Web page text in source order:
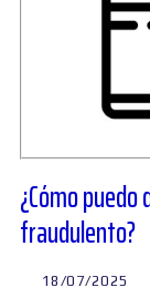
¿Cómo
fraudulento?
18/07/2025